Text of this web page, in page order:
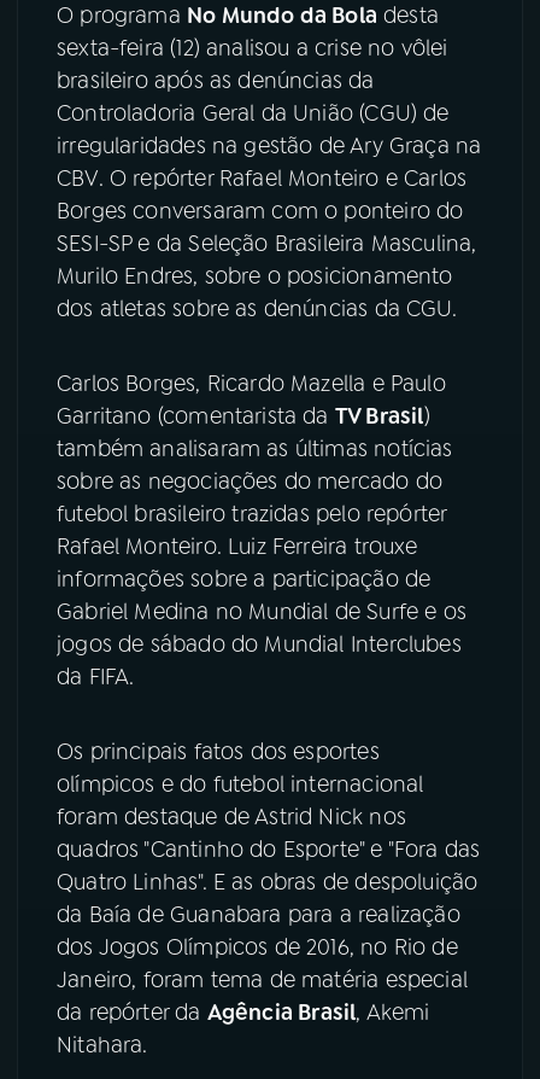
05PODCASTS
06VIDEOCASTS
07ÚLTIMAS
FESTIVAL DE MÚSICA
ACOMPANHE A RÁDIO NACIONAL
YouTube Facebook
Instagram X
TikTok
O programa No Mundo da Bola desta
sexta-feira (12) analisou a crise no vôlei
brasileiro após as denúncias da
Controladoria Geral da União (CGU) de
irregularidades na gestão de Ary Graça na
CBV. O repórter Rafael Monteiro e Carlos
Borges conversaram com o ponteiro do
SESI-SP e da Seleção Brasileira Masculina,
Murilo Endres, sobre o posicionamento
dos atletas sobre as denúncias da CGU.
Carlos Borges, Ricardo Mazella e Paulo
Garritano (comentarista da TV Brasil)
também analisaram as últimas notícias
sobre as negociações do mercado do
futebol brasileiro trazidas pelo repórter
Rafael Monteiro. Luiz Ferreira trouxe
informações sobre a participação de
Gabriel Medina no Mundial de Surfe e os
jogos de sábado do Mundial Interclubes
da FIFA.
Os principais fatos dos esportes
olímpicos e do futebol internacional
foram destaque de Astrid Nick nos
quadros "Cantinho do Esporte" e "Fora das
Quatro Linhas". E as obras de despoluição
da Baía de Guanabara para a realização
dos Jogos Olímpicos de 2016, no Rio de
Janeiro, foram tema de matéria especial
da repórter da Agência Brasil, Akemi
Nitahara.